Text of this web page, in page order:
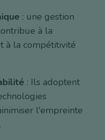
: une gestion
à la
à la compétitivité
: Ils adoptent
l'empreinte